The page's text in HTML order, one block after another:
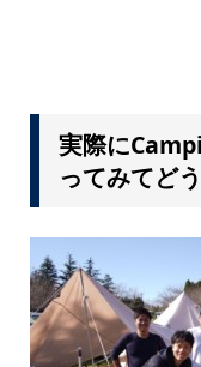
実際に
ってみてど